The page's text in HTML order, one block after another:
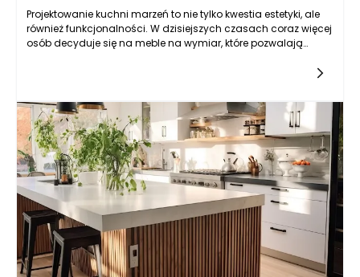
Projektowanie kuchni marzeń to nie tylko kwestia estetyki, ale
również funkcjonalności. W dzisiejszych czasach coraz więcej
osób decyduje się na meble na wymiar, które pozwalają
gustów. Oryginalny frez stanowi ciekawą formę dekoracyjną,
sukcesu w projektowaniu kuchni marzeń jest zapewnienie
harmonii między stylem, kolorem, a przede wszystkim
wykorzystaniem innowacyjnych technik wykończeniowych,
takich jak właśnie frezowanie.